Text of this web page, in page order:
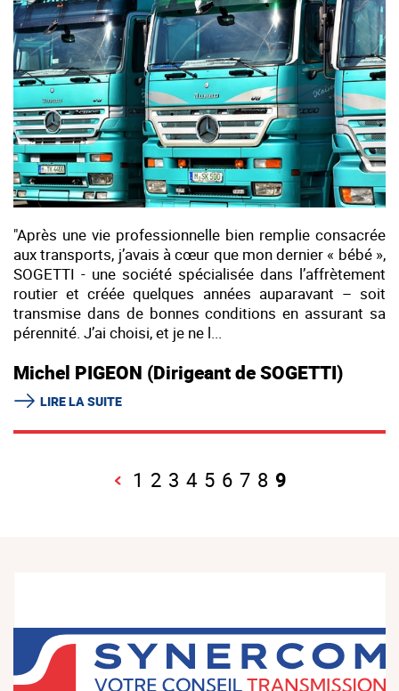
"Après une vie professionnelle bien remplie consacrée
aux transports, j’avais à cœur que mon dernier « bébé »,
SOGETTI - une société spécialisée dans l’affrètement
routier et créée quelques années auparavant – soit
transmise dans de bonnes conditions en assurant sa
pérennité. J’ai choisi, et je ne l...
Michel PIGEON (Dirigeant de SOGETTI)
LIRE LA SUITE
1 2 3 4 5 6 7 8 9